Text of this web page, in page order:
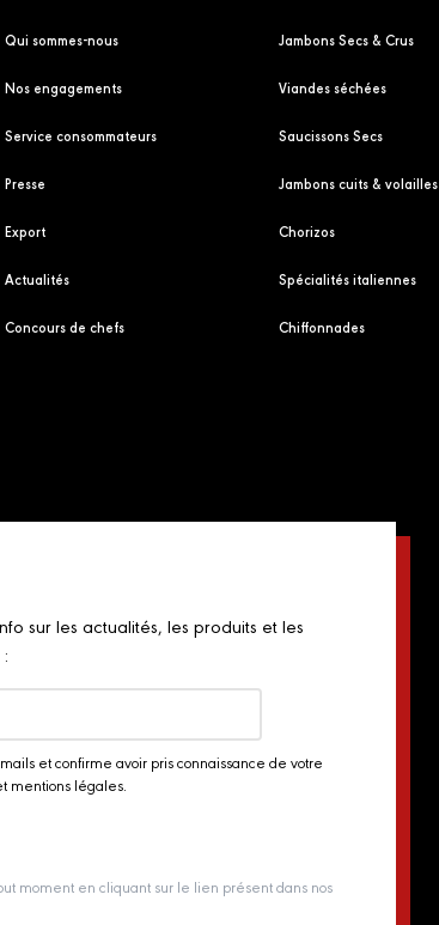
Qui sommes-nous
Nos engagements
Service consommateurs
Presse
Export
Actualités
Concours de chefs
Jambons Secs & Crus
Viandes séchées
Saucissons Secs
Jambons cuits & volailles
Chorizos
Spécialités italiennes
Chiffonnades
sur les actualités, les produits et les
et confirme avoir pris connaissance de votre
mentions légales.
moment en cliquant sur le lien présent dans nos